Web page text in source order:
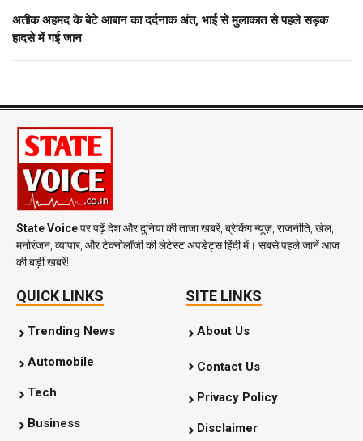
अतीक अहमद के बेटे आबान का दर्दनाक अंत, भाई से मुलाकात से पहले सड़क
हादसे में गई जान
State Voiceपर पढ़ें देश और दुनिया की ताजा खबरें, ब्रेकिंग न्यूज़, राजनीति, खेल,
मनोरंजन, व्यापार, और टेक्नोलॉजी की लेटेस्ट अपडेट्स हिंदी में। सबसे पहले जानें आज
की बड़ी खबरें!
QUICK LINKS
Trending News
Automobile
Tech
Business
SITE LINKS
About Us
Contact Us
Privacy Policy
Disclaimer